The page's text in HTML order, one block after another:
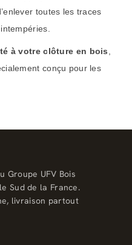
toutes les traces
à votre clôture en bois
conçu pour les
Groupe UFV Bois
Sud de la France.
livraison partout